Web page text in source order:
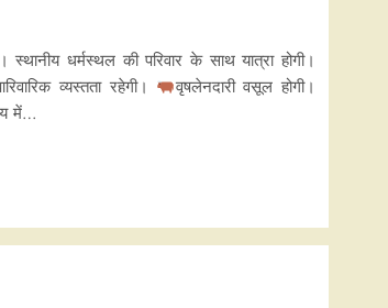
धर्मस्थल की परिवार के साथ यात्रा होगी।
व्यस्तता रहेगी।
वृषलेनदारी वसूल होगी।
में…